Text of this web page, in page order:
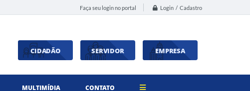
Faça seu login no portal Login / Cadastro
CIDADÃO SERVIDOR EMPRESA
MULTIMÍDIA CONTATO